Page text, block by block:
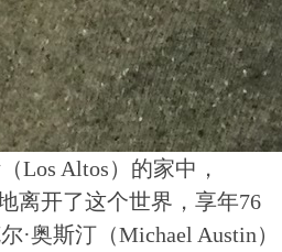
Los Altos）的家中，
离开了这个世界，享年76
奥斯汀（Michael Austin）